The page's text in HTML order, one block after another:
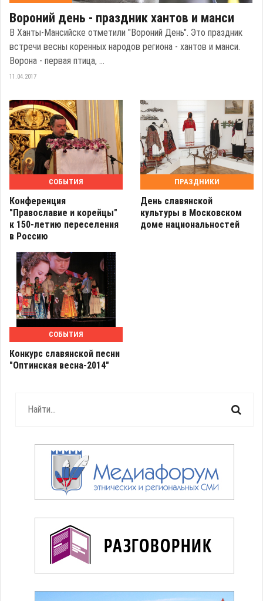
Вороний день - праздник хантов и манси
В Ханты-Мансийске отметили "Вороний День". Это праздник
встречи весны коренных народов региона - хантов и манси.
Ворона - первая птица, ...
11.04.2017
СОБЫТИЯ
Конференция
"Православие и корейцы"
к 150-летию переселения
в Россию
ПРАЗДНИКИ
День славянской
культуры в Московском
доме национальностей
СОБЫТИЯ
Конкурс славянской песни
"Оптинская весна-2014"